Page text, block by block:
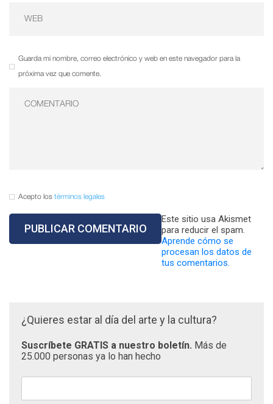
Guarda mi nombre, correo electrónico y web en este navegador para la
próxima vez que comente.
Acepto los términos legales
Este sitio usa Akismet
para reducir el spam.
Aprende cómo se
procesan los datos de
tus comentarios.
¿Quieres estar al día del arte y la cultura?
Suscríbete GRATIS a nuestro boletín. Más de
25.000 personas ya lo han hecho